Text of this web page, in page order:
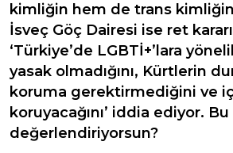
kimliğin hem de trans
İsveç Göç Dairesi ise ret
‘Türkiye’de LGBTİ+’lara
yasak olmadığını, Kürtlerin
koruma gerektirmediğini ve
koruyacağını’ iddia ediyor. Bu
değerlendiriyorsun?